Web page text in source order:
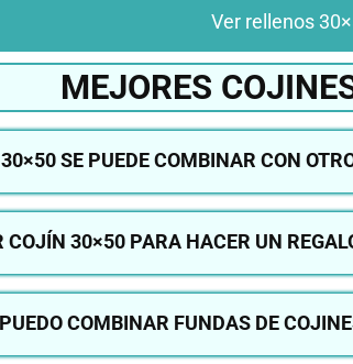
Ver rellenos
MEJORES
SE PUEDE COMBINAR CON
COJÍN 30×50 PARA HACER UN
COMBINAR FUNDAS DE